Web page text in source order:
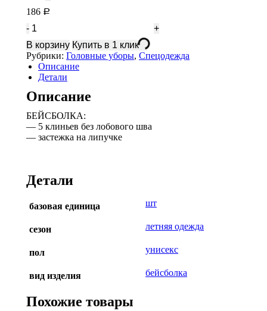
186 Р
Количество
Unit
First
черный
В корзину Купить в 1 клик
Рубрики: Головные уборы, Спецодежда
Описание
Детали
Описание
БЕЙСБОЛКА:
— 5 клиньев без лобового шва
— застежка на липучке
Детали
базовая единица шт
сезон летняя одежда
пол унисекс
вид изделия бейсболка
Похожие товары